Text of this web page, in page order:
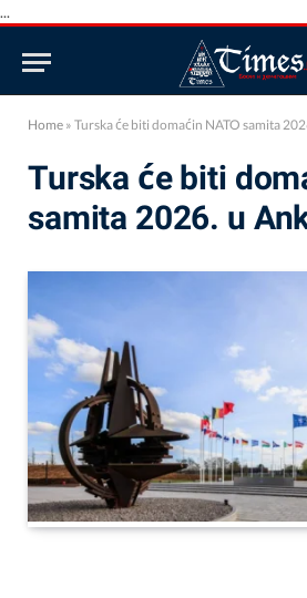
...
Home » Turska će biti domaćin NATO samita
Turska će biti
samita 2026. u